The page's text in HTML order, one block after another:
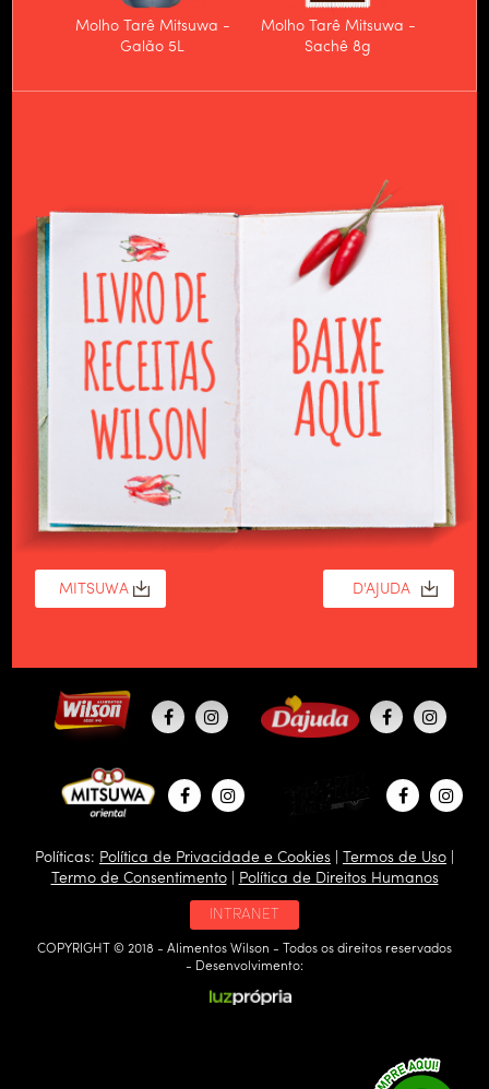
Molho Tarê Mitsuwa -
Galão 5L
Molho Tarê Mitsuwa -
Sachê 8g
Políticas: Política de Privacidade e Cookies Termos de Uso
Termo de Consentimento| Política de Direitos Humanos
INTRANET
COPYRIGHT © 2018 - Alimentos Wilson - Todos os direitos reservados
- Desenvolvimento: